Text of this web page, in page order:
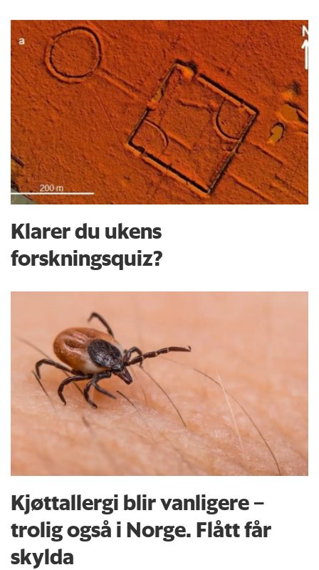
Klarer du ukens
forskningsquiz?
Kjøttallergi blir vanligere –
trolig også i Norge. Flått får
skylda